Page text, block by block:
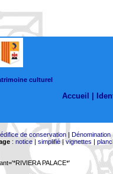
culturel
Accueil |
édifice de conservation| Dénomination
: notice| simplifié|vignettes |
PALACE*'